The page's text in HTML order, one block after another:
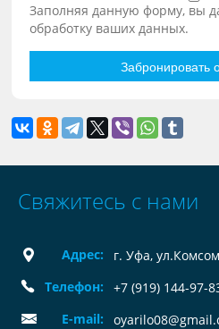
Заполняя данную форму, вы
обработку ваших данных.
Свяжитесь с нами
Адрес:
г. Уфа,
Телефон:
+7 (919) 144-97-
E-mail: